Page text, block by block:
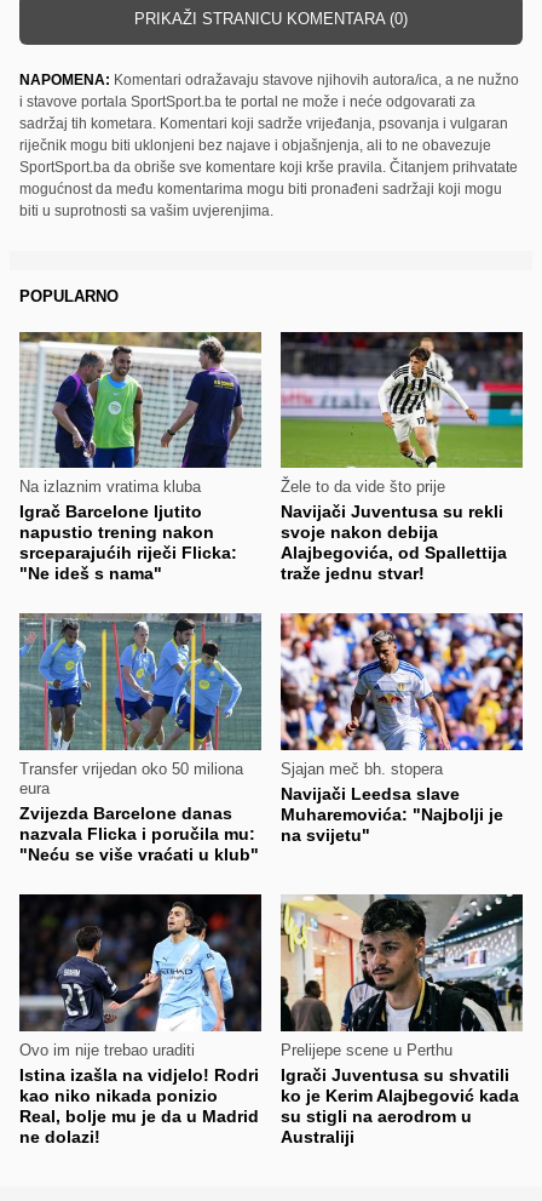
PRIKAŽI STRANICU KOMENTARA (0)
NAPOMENA: Komentari odražavaju stavove njihovih autora/ica, a ne nužno
i stavove portala SportSport.ba te portal ne može i neće odgovarati za
sadržaj tih kometara. Komentari koji sadrže vrijeđanja, psovanja i vulgaran
riječnik mogu biti uklonjeni bez najave i objašnjenja, ali to ne obavezuje
SportSport.ba da obriše sve komentare koji krše pravila. Čitanjem prihvatate
mogućnost da među komentarima mogu biti pronađeni sadržaji koji mogu
biti u suprotnosti sa vašim uvjerenjima.
POPULARNO
Na izlaznim vratima kluba
Igrač Barcelone ljutito
napustio trening nakon
srceparajućih riječi Flicka:
"Ne ideš s nama"
Žele to da vide što prije
Navijači Juventusa su rekli
svoje nakon debija
Alajbegovića, od Spallettija
traže jednu stvar!
Transfer vrijedan oko 50 miliona
eura
Zvijezda Barcelone danas
nazvala Flicka i poručila mu:
"Neću se više vraćati u klub"
Sjajan meč bh. stopera
Navijači Leedsa slave
Muharemovića: "Najbolji je
na svijetu"
Ovo im nije trebao uraditi
Istina izašla na vidjelo! Rodri
kao niko nikada ponizio
Real, bolje mu je da u Madrid
ne dolazi!
Prelijepe scene u Perthu
Igrači Juventusa su shvatili
ko je Kerim Alajbegović kada
su stigli na aerodrom u
Australiji